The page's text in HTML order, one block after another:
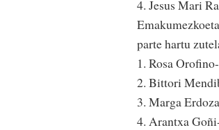
4. Jesus Mari
parte hartu
1. Rosa
2. Bittori
3. Marga
4. Arantxa